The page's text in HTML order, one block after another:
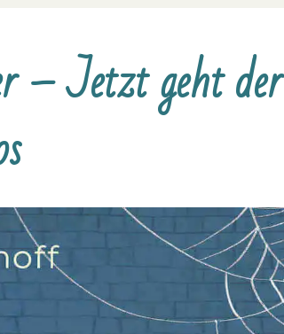
– Jetzt geht der